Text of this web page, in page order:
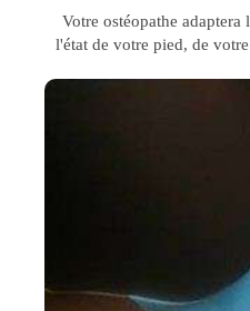
Votre ostéopathe
l'état de votre pied, de